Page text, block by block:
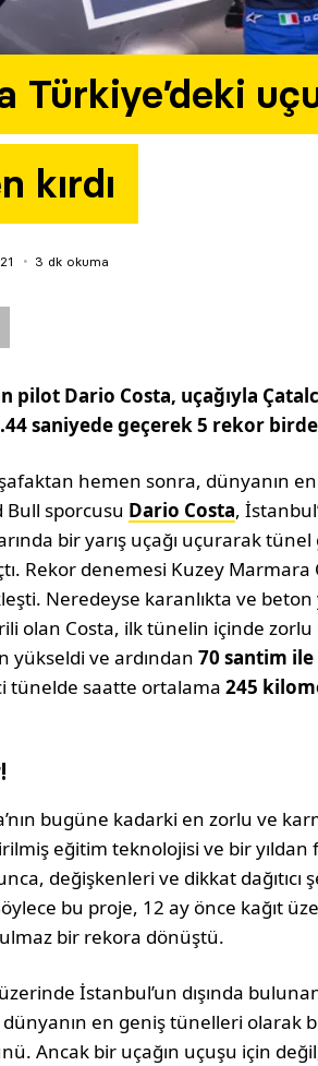
Türkiye’deki
kırdı
3 dk okuma
pilot Dario Costa, uçağıyla
saniyede geçerek 5 rekor
hemen sonra, dünyanın
Bull sporcusu Dario Costa,
bir yarış uçağı uçurarak tünel
Rekor denemesi Kuzey Marmara
Neredeyse karanlıkta ve
olan Costa, ilk tünelin içinde zorlu
yükseldi ve ardından70 santim
tünelde saatte ortalama245
bugüne kadarki en zorlu ve
eğitim teknolojisi ve bir yıldan
değişkenleri ve dikkat dağıtıcı
bu proje, 12 ay önce kağıt
bir rekora dönüştü.
İstanbul’un dışında
en geniş tünelleri olarak
Ancak bir uçağın uçuşu için